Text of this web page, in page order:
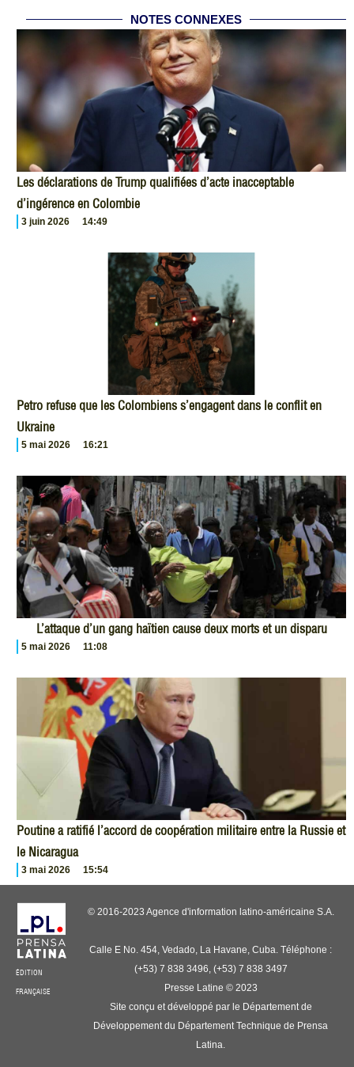
NOTES CONNEXES
Les déclarations de Trump qualifiées d’acte inacceptable
d’ingérence en Colombie
3 juin 2026 14:49
Petro refuse que les Colombiens s’engagent dans le conflit en
Ukraine
5 mai 2026 16:21
L’attaque d’un gang haïtien cause deux morts et un disparu
5 mai 2026 11:08
Poutine a ratifié l’accord de coopération militaire entre la Russie et
le Nicaragua
3 mai 2026 15:54
ÉDITION
FRANÇAISE
© 2016-2023 Agence d'information latino-américaine S.A.
Calle E No. 454, Vedado, La Havane, Cuba. Téléphone :
(+53) 7 838 3496, (+53) 7 838 3497
Presse Latine © 2023
Site conçu et développé par le Département de
Développement du Département Technique de Prensa
Latina.